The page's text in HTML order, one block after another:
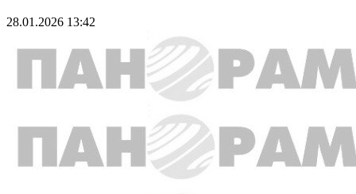
28.01.2026 13:42